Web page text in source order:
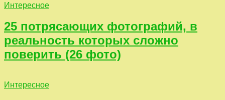
Интересное
25 потрясающих фотографий, в
реальность которых сложно
поверить (26 фото)
Интересное